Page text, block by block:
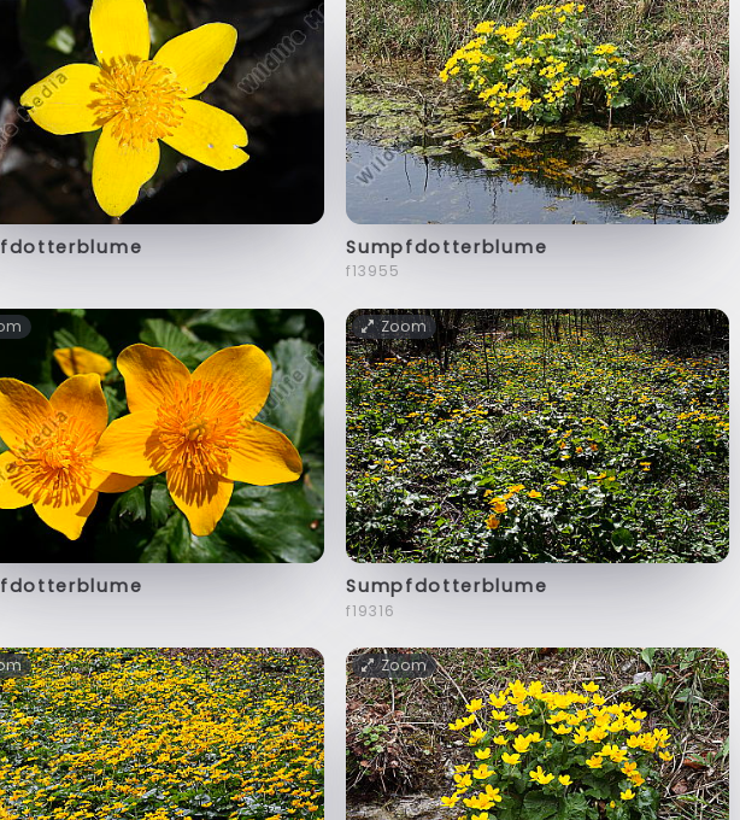
Sumpfdotterblume
f13955
Zoom
Sumpfdotterblume
f19316
Zoom